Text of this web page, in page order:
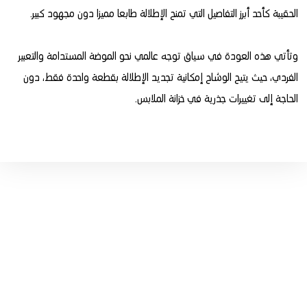
الحقيبة كأحد أبرز التفاصيل التي تمنح الإطلالة طابعا مميزا دون مجهود كبير.
وتأتي هذه العودة في سياق توجه عالمي نحو الموضة المستدامة والتعبير
الفردي، حيث يتيح الوشاح إمكانية تجديد الإطلالة بقطعة واحدة فقط، دون
الحاجة إلى تغييرات جذرية في خزانة الملابس.